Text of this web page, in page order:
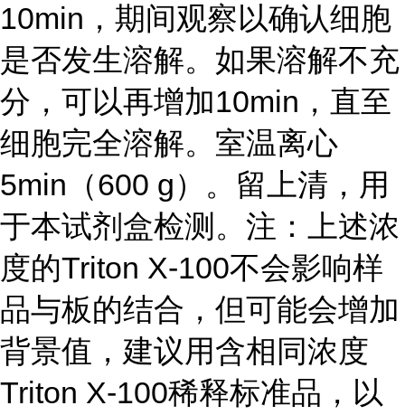
10min，期间观察以确认细胞
是否发生溶解。如果溶解不充
分，可以再增加10min，直至
细胞完全溶解。室温离心
5min（600 g）。留上清，用
于本试剂盒检测。注：上述浓
度的Triton X-100不会影响样
品与板的结合，但可能会增加
背景值，建议用含相同浓度
Triton X-100稀释标准品，以